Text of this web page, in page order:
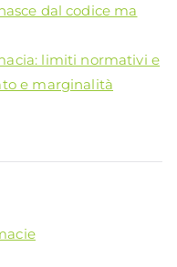
dal codice ma
limiti normativi e
e marginalità